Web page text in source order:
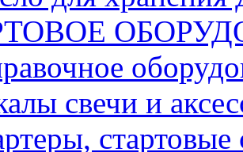
свечи и
стартовые